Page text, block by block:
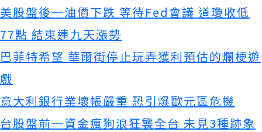
美股盤後─油價下跌 等待Fed會議 道瓊收低
77點 結束連九天漲勢
巴菲特希望 華爾街停止玩弄獲利預估的爛梗遊
戲
意大利銀行業壞帳嚴重 恐引爆歐元區危機
台股盤前─資金瘋狗浪狂襲全台 未見3種跡象